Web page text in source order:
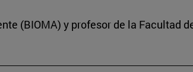
(BIOMA) y profesor de la Facultad